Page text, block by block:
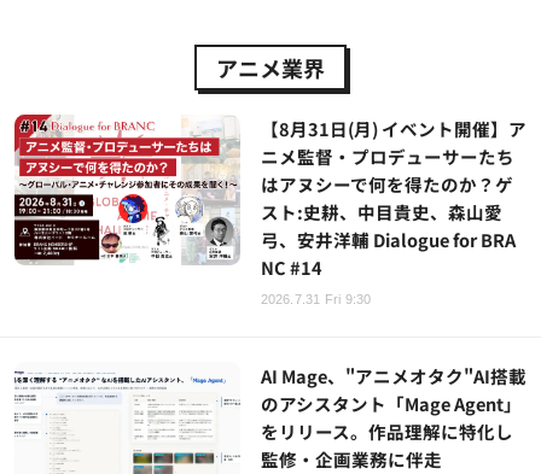
アニメ業界
【8月31日(月) イベント開催】ア
ニメ監督・プロデューサーたち
はアヌシーで何を得たのか？ゲ
スト:史耕、中目貴史、森山愛
弓、安井洋輔 Dialogue for BRA
NC #14
2026.7.31 Fri 9:30
AI Mage、"アニメオタク"AI搭載
のアシスタント「Mage Agent」
をリリース。作品理解に特化し
監修・企画業務に伴走